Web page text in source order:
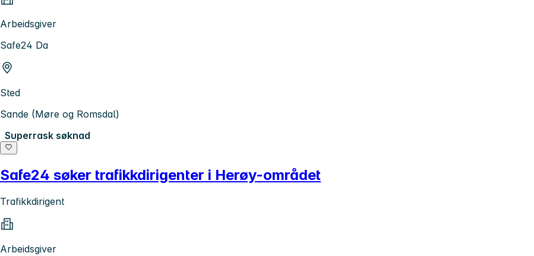
Arbeidsgiver
Safe24 Da
Sted
Sande (Møre og Romsdal)
Superrask søknad
Safe24 søker trafikkdirigenter i Herøy-området
Trafikkdirigent
Arbeidsgiver